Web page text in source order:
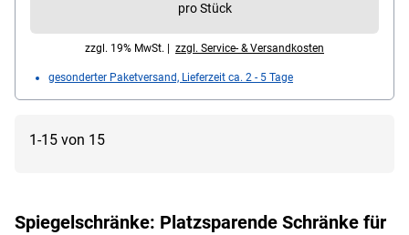
pro Stück
zzgl. 19% MwSt. | zzgl. Service- & Versandkosten
gesonderter Paketversand, Lieferzeit ca. 2 - 5 Tage
1-15 von 15
Spiegelschränke: Platzsparende Schränke für